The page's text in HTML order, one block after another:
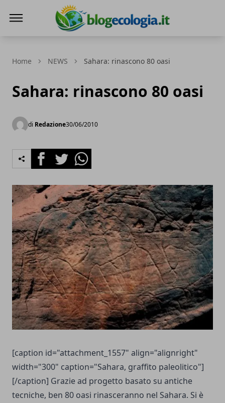
Home NEWS Sahara: rinascono 80 oasi
Sahara: rinascono 80 oasi
di Redazione30/06/2010
FacebookTwitterWhatsapp
[caption id="attachment_1557" align="alignright"
width="300" caption="Sahara, graffito paleolitico"]
[/caption] Grazie ad progetto basato su antiche
tecniche, ben 80 oasi rinasceranno nel Sahara. Si è